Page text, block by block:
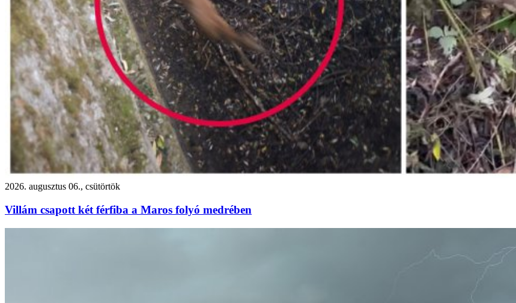
2026. augusztus 06., csütörtök
Villám csapott két férfiba a Maros folyó medrében